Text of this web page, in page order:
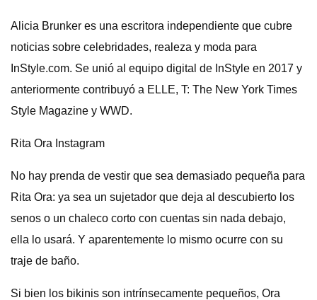
Alicia Brunker es una escritora independiente que cubre
noticias sobre celebridades, realeza y moda para
InStyle.com. Se unió al equipo digital de InStyle en 2017 y
anteriormente contribuyó a ELLE, T: The New York Times
Style Magazine y WWD.
Rita Ora Instagram
No hay prenda de vestir que sea demasiado pequeña para
Rita Ora: ya sea un sujetador que deja al descubierto los
senos o un chaleco corto con cuentas sin nada debajo,
ella lo usará. Y aparentemente lo mismo ocurre con su
traje de baño.
Si bien los bikinis son intrínsecamente pequeños, Ora